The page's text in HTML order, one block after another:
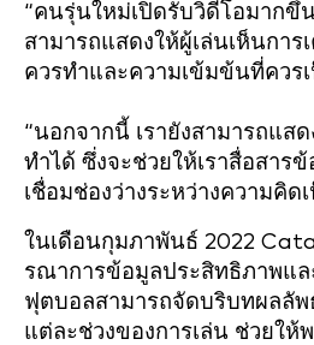
“คนรุ่นใหม่เปิดรับวิดีโอมากขึ้
สามารถแสดงให้ผู้เล่นเห็นการ
ควรทำและความเข้มข้นที่ควร
“นอกจากนี้ เรายังสามารถแส
ทำได้ ซึ่งจะช่วยให้เราสื่อสาร
เชื่อมช่องว่างระหว่างความคิด
ในเดือนกุมภาพันธ์ 2022
รณาการข้อมูลประสิทธิภาพแล
ฟุตบอลสามารถจัดบริบทผลลัพ
แต่ละช่วงของการเล่น ช่วยให้